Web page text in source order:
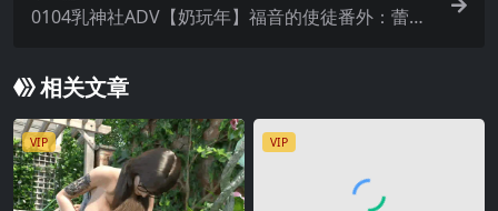
0104乳神社ADV【奶玩年】福音的使徒番外：蕾
相关文章
VIP VIP